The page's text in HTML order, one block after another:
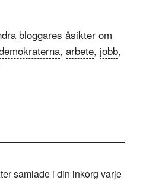
bloggares åsikter om
, arbete, jobb,
samlade i din inkorg varje